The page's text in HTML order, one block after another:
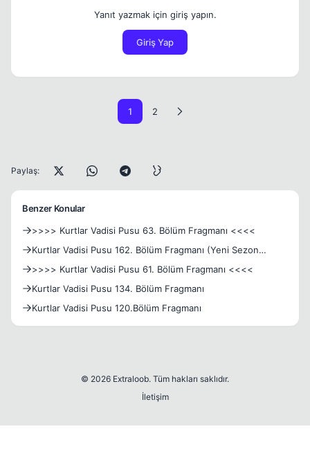
Yanıt yazmak için giriş yapın.
Giriş Yap
1 2
Paylaş:
Benzer Konular
>>>> Kurtlar Vadisi Pusu 63. Bölüm Fragmanı <<<<
Kurtlar Vadisi Pusu 162. Bölüm Fragmanı (Yeni Sezon
Fragmanı
>>>> Kurtlar Vadisi Pusu 61. Bölüm Fragmanı <<<<
Kurtlar Vadisi Pusu 134. Bölüm Fragmanı
Kurtlar Vadisi Pusu 120.Bölüm Fragmanı
© 2026 Extraloob. Tüm hakları saklıdır.
İletişim